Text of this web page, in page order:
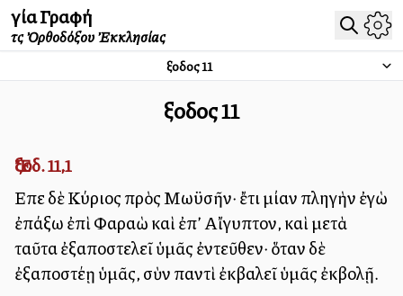
Ἁγία Γραφή
τῆς Ὀρθοδόξου Ἐκκλησίας
Ἔξοδος11
Ἔξοδος11
Ἔξοδ. 11,1
Εἶπε δὲ Κύριος πρὸς Μωϋσῆν· ἔτι μίαν πληγὴν ἐγὼ
ἐπάξω ἐπὶ Φαραὼ καὶ ἐπ’ Αἴγυπτον, καὶ μετὰ
ταῦτα ἐξαποστελεῖ ὑμᾶς ἐντεῦθεν· ὅταν δὲ
ἐξαποστέλλῃ ὑμᾶς, σὺν παντὶ ἐκβαλεῖ ὑμᾶς ἐκβολῇ.